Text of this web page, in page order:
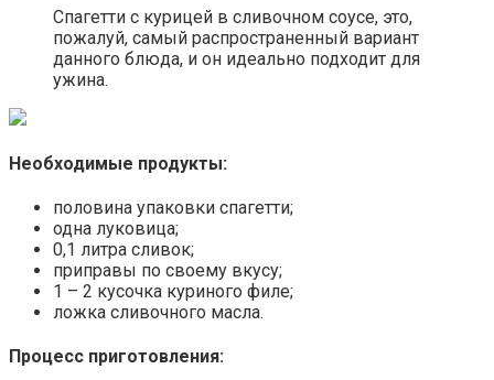
Спагетти с курицей в сливочном соусе, это,
пожалуй, самый распространенный вариант
данного блюда, и он идеально подходит для
ужина.
Необходимые продукты:
половина упаковки спагетти;
одна луковица;
0,1 литра сливок;
приправы по своему вкусу;
1 – 2 кусочка куриного филе;
ложка сливочного масла.
Процесс приготовления: